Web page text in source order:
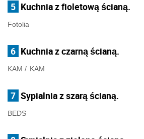
5 Kuchnia z fioletową ścianą.
Fotolia
6 Kuchnia z czarną ścianą.
KAM / KAM
7 Sypialnia z szarą ścianą.
BEDS